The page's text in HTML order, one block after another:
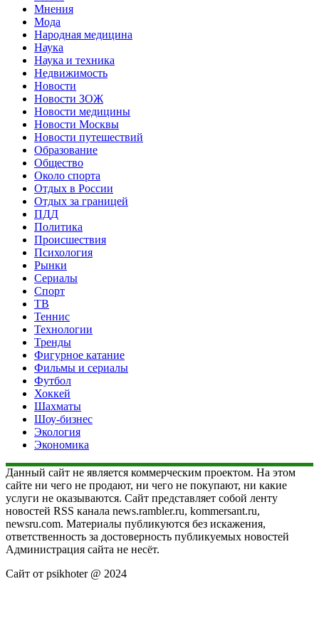
Мнения
Мода
Народная медицина
Наука
Наука и техника
Недвижимость
Новости
Новости ЗОЖ
Новости медицины
Новости Москвы
Новости путешествий
Образование
Общество
Около спорта
Отдых в России
Отдых за границей
ПДД
Политика
Происшествия
Психология
Рынки
Сериалы
Спорт
ТВ
Теннис
Технологии
Тренды
Фигурное катание
Фильмы и сериалы
Футбол
Хоккей
Шахматы
Шоу-бизнес
Экология
Экономика
Данный сайт не является коммерческим проектом. На этом
сайте ни чего не продают, ни чего не покупают, ни какие
услуги не оказываются. Сайт представляет собой ленту
новостей RSS канала news.rambler.ru, kommersant.ru,
newsru.com. Материалы публикуются без искажения,
ответственность за достоверность публикуемых новостей
Администрация сайта не несёт.
Сайт от psikhoter @ 2024